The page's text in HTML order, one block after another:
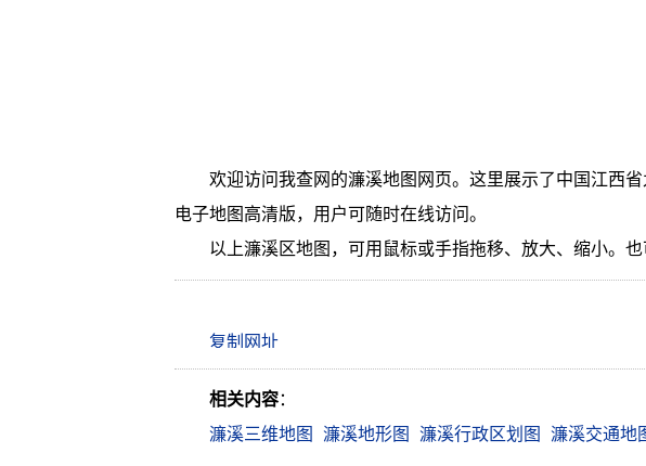
欢迎访问我查网的濂溪地图网页。这里展示了中国江西
电子地图高清版，用户可随时在线访问。
以上濂溪区地图，可用鼠标或手指拖移、放大、缩小。
相关内容：
濂溪三维地图
濂溪地形图 濂溪行政区划图 濂溪交通地